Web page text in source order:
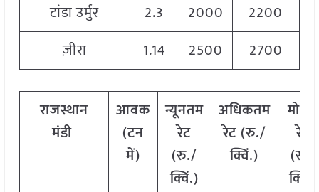
टांडा उर्मुर
2.3 2000 2200
ज़ीरा
1.14 2500 2700
राजस्थान
मंडी
आवक
(टन
में)
न्यूनतम
रेट
(रु./
क्विं.)
अधिकतम
रेट (रु./
क्विं.)
मोडल
रेट
(रु./
क्विं.)